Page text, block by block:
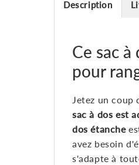
Description
Ce sac
pour
Jetez un coup
sac à dos est
dos étanche
avez besoin
s'adapte à